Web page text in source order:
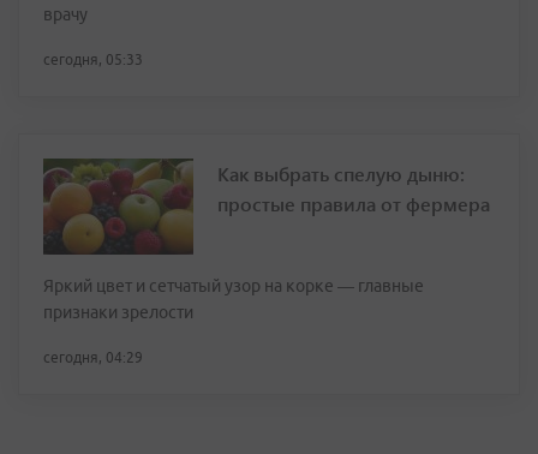
врачу
сегодня, 05:33
Как выбрать спелую дыню:
простые правила от фермера
Яркий цвет и сетчатый узор на корке — главные
признаки зрелости
сегодня, 04:29